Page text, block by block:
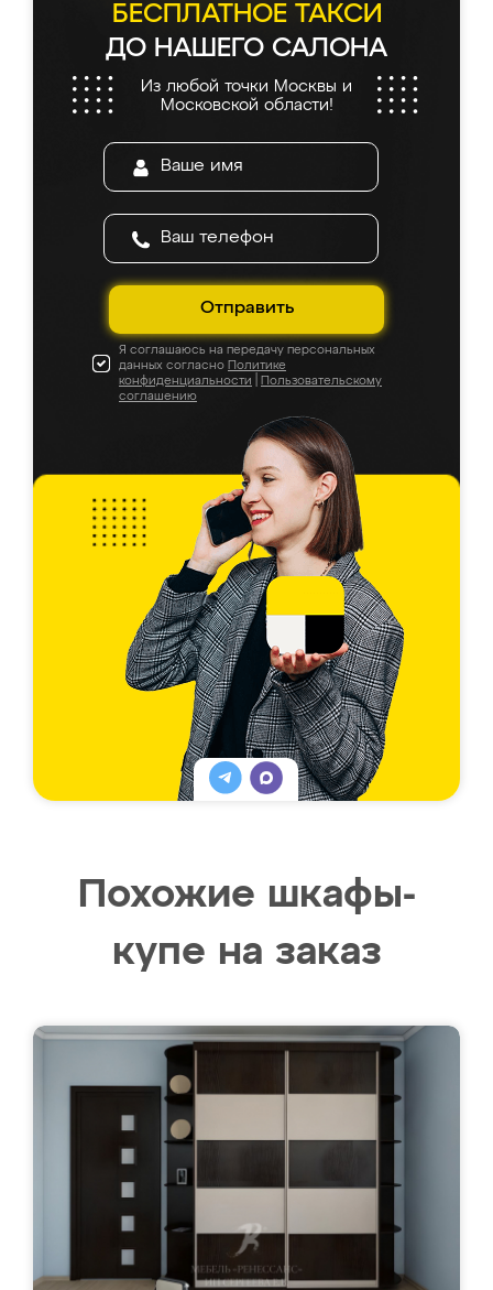
БЕСПЛАТНОЕ ТАКСИ
ДО НАШЕГО САЛОНА
Из любой точки Москвы и
Московской области!
Отправить
Я соглашаюсь на передачу персональных
данных согласно Политике
конфиденциальности
Пользовательскому
соглашению
Похожие шкафы-
купе на заказ